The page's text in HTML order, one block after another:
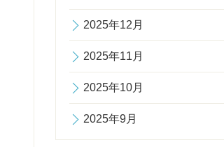
2025年12月
2025年11月
2025年10月
2025年9月